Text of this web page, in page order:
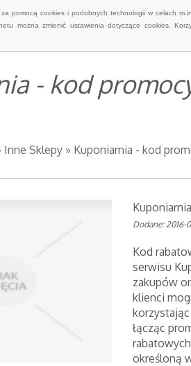
pomocą cookies i podobnych technologii w celach
można zmienić ustawienia dotyczące cookies.
- kod
Inne Sklepy » Kuponiarnia - kod
Dodane: 2016-
Kod
serwisu
zakupów
klienci
łącząc
określoną